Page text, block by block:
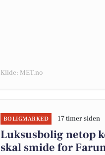
Kilde: MET.no
BOLIGMARKED 17 timer siden
Luksusbolig netop
skal smide for